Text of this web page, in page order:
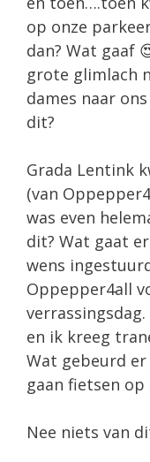
op onze
dan? Wat gaaf
grote glimlach
dames naar
dit?
Grada Lentink
(van
was even
dit? Wat gaat
wens
Oppepper4all
en ik kreeg
Wat gebeurd er
gaan fietsen op
Nee niets van